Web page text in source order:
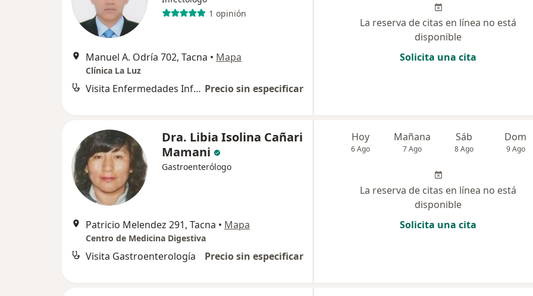
1 opinión
Manuel A. Odría 702, Tacna • Mapa
Clínica La Luz
Visita Enfermedades Infecciosas y Tropicales Precio sin especificar
La reserva de citas en línea no está
disponible
Solicita una cita
Dra. Libia Isolina Cañari
Mamani
Gastroenterólogo
Patricio Melendez 291, Tacna • Mapa
Centro de Medicina Digestiva
Visita Gastroenterología Precio sin especificar
Hoy
6 Ago
Mañana
7 Ago
Sáb
8 Ago
Dom
9 Ago
La reserva de citas en línea no está
disponible
Solicita una cita